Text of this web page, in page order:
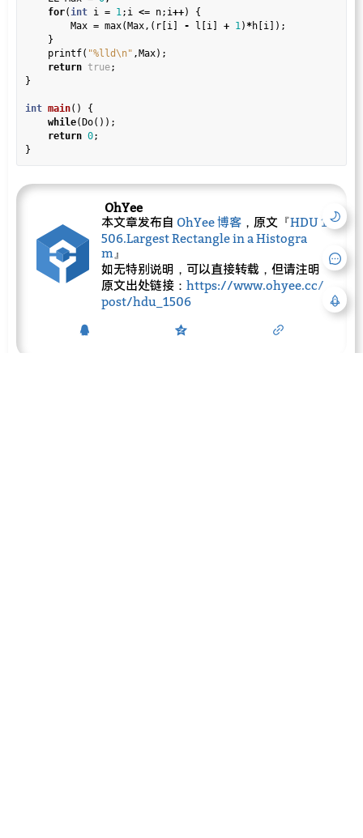
for(int i = 1;i <= n;i++) {
        Max
= max(Max,(r[i] - l[i] + 1)*h[i]);
    }
    printf(
"%lld\n" ,Max);
return true;
}
int main() {
while(Do());
return 0;
OhYee
本文章发布自 OhYee 博客 ，原文『HDU 1
506.Largest Rectangle in a Histogra
m 』
如无特别说明，可以直接转载，但请注明
原文出处链接： https://www.ohyee.cc/
post/hdu_1506